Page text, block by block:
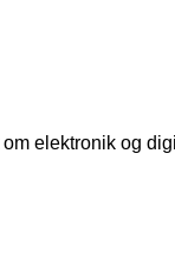
elektronik og